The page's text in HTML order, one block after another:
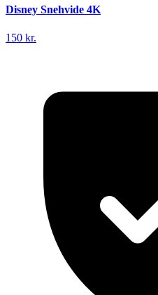
Disney Snehvide 4K
150 kr.